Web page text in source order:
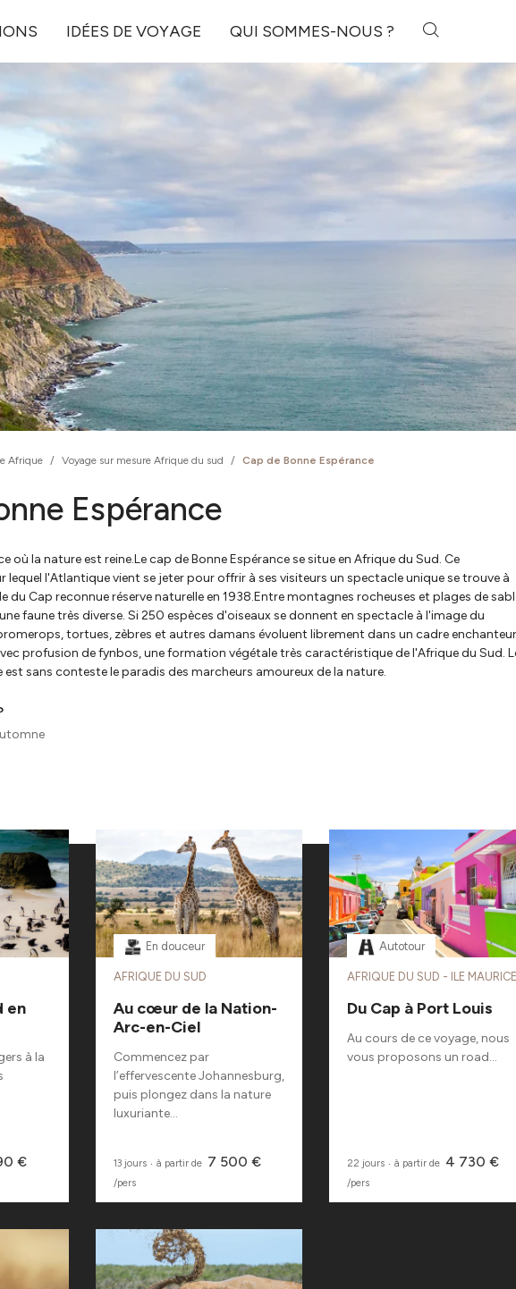
IDÉES DE VOYAGE QUI SOMMES-NOUS ?
Afrique / Voyage sur mesure Afrique du sud / Cap de Bonne Espérance
Espérance
où la nature est reine.Le cap de Bonne Espérance se situe en Afrique du Sud. Ce
l'Atlantique vient se jeter pour offrir à ses visiteurs un spectacle unique se trouve à
du Cap reconnue réserve naturelle en 1938.Entre montagnes rocheuses et plages de
faune très diverse. Si 250 espèces d'oiseaux se donnent en spectacle à l'image du
tortues, zèbres et autres damans évoluent librement dans un cadre
profusion de fynbos, une formation végétale très caractéristique de l'Afrique du Sud.
est sans conteste le paradis des marcheurs amoureux de la nature.
en
à la
€
En douceur
AFRIQUE DU SUD
Au cœur de la Nation-
Arc-en-Ciel
Commencez par
l’effervescente Johannesburg,
puis plongez dans la nature
luxuriante...
13 jours ‧ à partir de 7 500 €
/pers
Autotour
AFRIQUE DU SUD - ILE MAURICE
Du Cap à Port Louis
Au cours de ce voyage, nous
vous proposons un road...
22 jours ‧ à partir de 4 730 €
/pers